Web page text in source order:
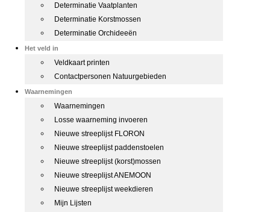
Determinatie Vaatplanten
Determinatie Korstmossen
Determinatie Orchideeën
Het veld in
Veldkaart printen
Contactpersonen Natuurgebieden
Waarnemingen
Waarnemingen
Losse waarneming invoeren
Nieuwe streeplijst FLORON
Nieuwe streeplijst paddenstoelen
Nieuwe streeplijst (korst)mossen
Nieuwe streeplijst ANEMOON
Nieuwe streeplijst weekdieren
Mijn Lijsten